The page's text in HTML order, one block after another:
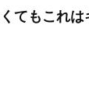
てもこれは